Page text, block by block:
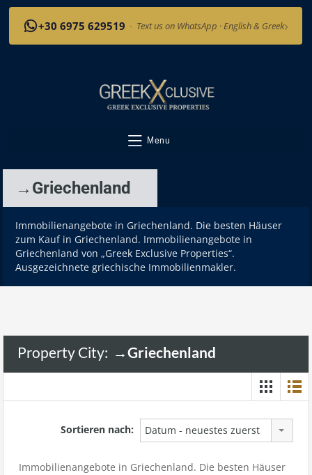
+30 6975 629519 · Text us on WhatsApp · English & Greek›
Menu
→Griechenland
Immobilienangebote in Griechenland. Die besten Häuser
zum Kauf in Griechenland. Immobilienangebote in
Griechenland von „Greek Exclusive Properties“.
Ausgezeichnete griechische Immobilienmakler.
Property City: →Griechenland
Sortieren nach: Datum - neuestes zuerst
Immobilienangebote in Griechenland. Die besten Häuser